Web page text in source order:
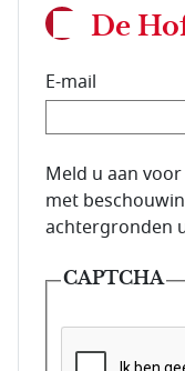
De
E-mail
E-mailadres van
Meld u aan
met
achtergronden
CAPTCHA